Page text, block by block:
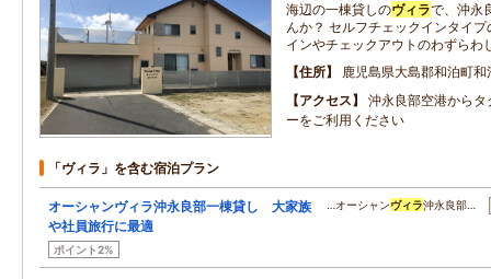
海辺の一棟貸しのヴィラで、沖永
んか？ セルフチェックインタイプ
インやチェックアウトのわずらわ
住所
鹿児島県大島郡和泊町和
アクセス
沖永良部空港から
ーをご利用ください
「ヴィラ」を含む宿泊プラン
オーシャンヴィラ沖永良部一棟貸し 大家族
や社員旅行に最適
ポイント2%
…オーシャンヴィラ沖永良部…